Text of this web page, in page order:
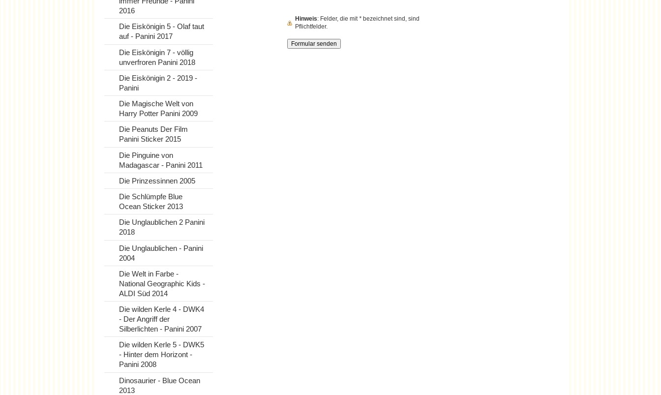
2016
Die Eiskönigin 5 - Olaf taut
auf - Panini 2017
Die Eiskönigin 7 - völlig
unverfroren Panini 2018
Die Eiskönigin 2 - 2019 -
Panini
Die Magische Welt von
Harry Potter Panini 2009
Die Peanuts Der Film
Panini Sticker 2015
Die Pinguine von
Madagascar - Panini 2011
Die Prinzessinnen 2005
Die Schlümpfe Blue
Ocean Sticker 2013
Die Unglaublichen 2 Panini
2018
Die Unglaublichen - Panini
2004
Die Welt in Farbe -
National Geographic Kids -
ALDI Süd 2014
Die wilden Kerle 4 - DWK4
- Der Angriff der
Silberlichten - Panini 2007
Die wilden Kerle 5 - DWK5
- Hinter dem Horizont -
Panini 2008
Dinosaurier - Blue Ocean
2013
Hinweis : Felder, die mit* bezeichnet sind, sind
Pflichtfelder.